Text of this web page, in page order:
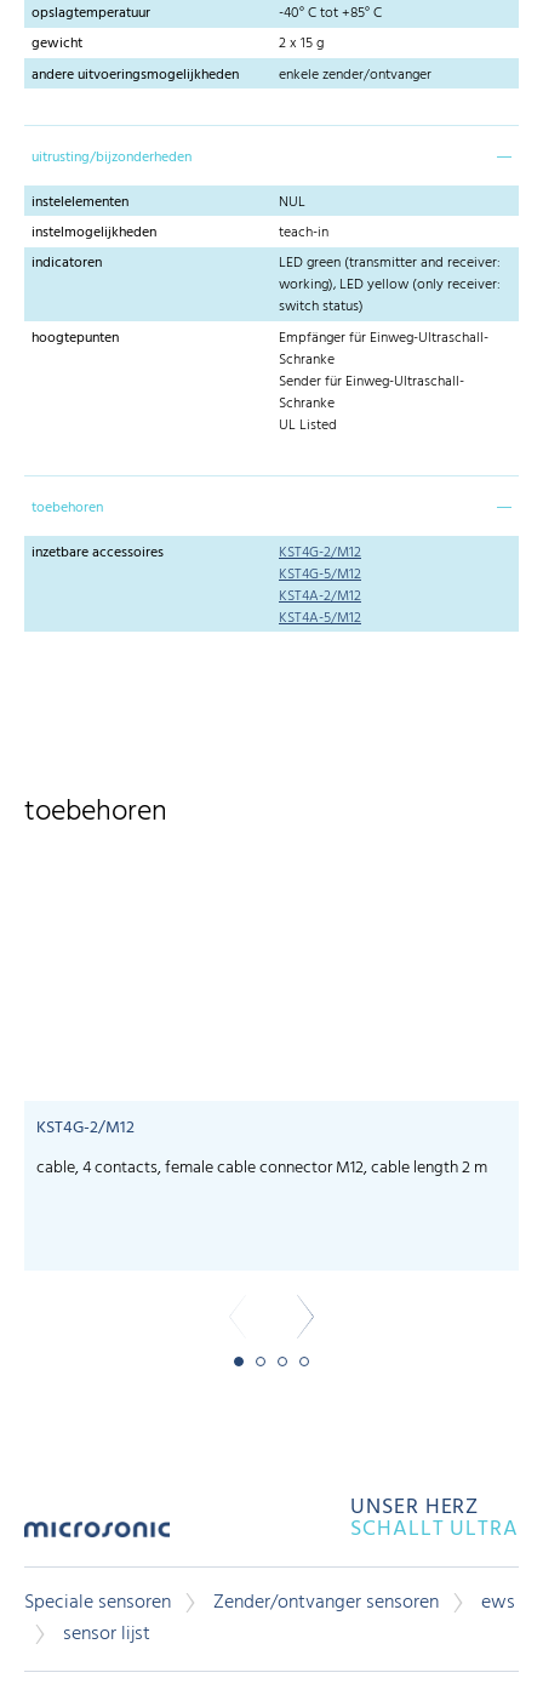
opslagtemperatuur
-40° C tot +85° C
gewicht
2 x 15 g
andere uitvoeringsmogelijkheden
enkele zender/ontvanger
uitrusting/bijzonderheden
instelelementen
NUL
instelmogelijkheden
teach-in
indicatoren
LED green (transmitter and receiver:
working), LED yellow (only receiver:
switch status)
hoogtepunten
Empfänger für Einweg-Ultraschall-
Schranke
Sender für Einweg-Ultraschall-
Schranke
UL Listed
toebehoren
inzetbare accessoires
KST4G-2/M12
KST4G-5/M12
KST4A-2/M12
KST4A-5/M12
toebehoren
KST4G-2/M12
cable, 4 contacts, female cable connector M12, cable length 2 m
UNSER HERZ
SCHALLT ULTRA
Speciale sensoren Zender/ontvanger sensoren
ews
sensor lijst